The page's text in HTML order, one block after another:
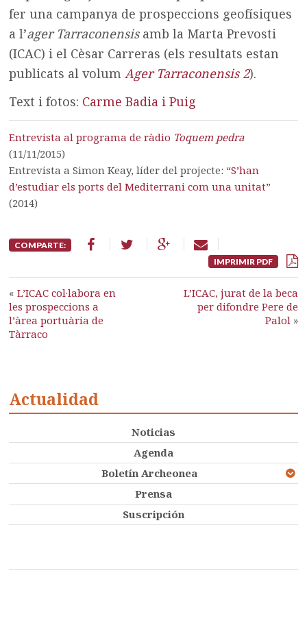
fer una campanya de prospeccions geofísiques
a l’ager Tarraconensisamb la Marta Prevosti
(ICAC) i el Cèsar Carreras (els resultats estan
publicats al volumAger Tarraconensis 2).
Text i fotos: Carme Badia i Puig
Entrevista al programa de ràdio Toquem pedra
(11/11/2015)
Entrevista a Simon Keay, líder del projecte: “S’han
d’estudiar els ports del Mediterrani com una unitat”
(2014)
COMPARTE:
IMPRIMIR PDF
«L’ICAC col·labora en
les prospeccions a
l’àrea portuària de
Tàrraco
L’ICAC, jurat de la beca
per difondre Pere de
Palol »
Actualidad
Noticias
Agenda
Boletín Archeonea
Prensa
Suscripción